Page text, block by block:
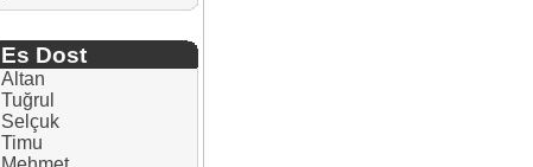
Es Dost
Altan
Tuğrul
Selçuk
Timu